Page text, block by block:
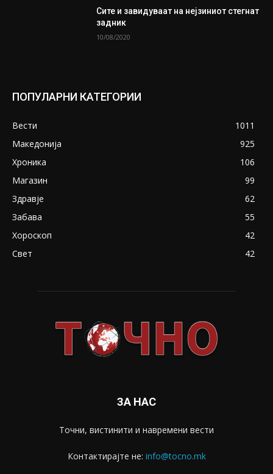
Сите и завидуваат на нејзиниот стегнат
задник
10/08/2020
ПОПУЛАРНИ КАТЕГОРИИ
Вести
1011
Македонија
925
Хроника
106
Магазин
99
Здравје
62
Забава
55
Хороскоп
42
Свет
42
ЗА НАС
Точни, вистинити и навремени вести
Контактирајте не: info@tocno.mk